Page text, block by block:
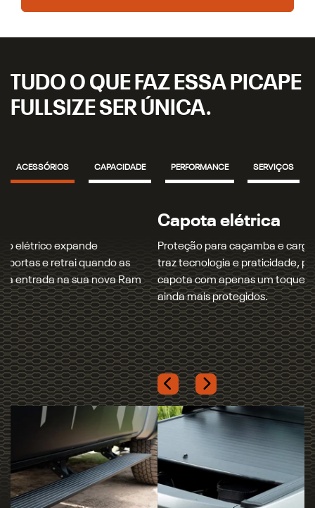
TUDO O QUE FAZ ESSA PICAPE
FULLSIZE SER ÚNICA.
ACESSÓRIOS CAPACIDADE PERFORMANCE SERVIÇOS
Proteção para caçamba e carga: a capota marítima elétrica
traz tecnologia e praticidade, permitindo abrir e fechar a
capota com apenas um toque e mantendo os seus itens
ainda mais protegidos.
Previous Next
Próximo
Tapete de borda elevada